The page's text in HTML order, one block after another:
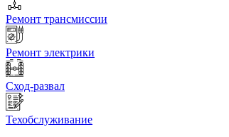
Ремонт трансмиссии
Ремонт электрики
Сход-развал
Техобслуживание